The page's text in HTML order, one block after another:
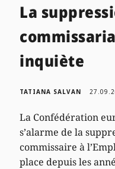
La
inquiète
TATIANA SALVAN
La Confédération
s’alarme de la
commissaire à
place depuis les